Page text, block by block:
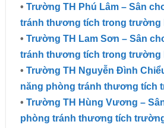
• Trường TH Phú Lâm – Sân
tránh thương tích trong trường
• Trường TH Lam Sơn – Sân
tránh thương tích trong trường
• Trường TH Nguyễn Đình
năng phòng tránh thương tích
• Trường TH Hùng Vương –
phòng tránh thương tích